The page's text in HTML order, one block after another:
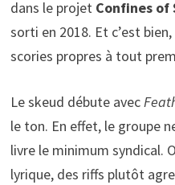
dans le projet Confines of
sorti en 2018. Et c’est
scories propres à tout
Le skeud débute avec
le ton. En effet, le groupe
livre le minimum syndical.
lyrique, des riffs plutôt